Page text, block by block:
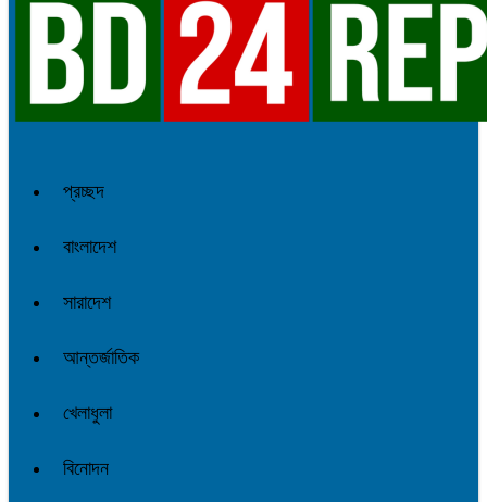
প্রচ্ছদ
বাংলাদেশ
সারাদেশ
আন্তর্জাতিক
খেলাধুলা
বিনোদন